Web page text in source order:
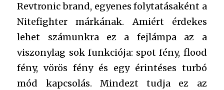
Revtronic brand, egyenes folytatásaként a
Nitefighter márkának. Amiért érdekes
lehet számunkra ez a fejlámpa az a
viszonylag sok funkciója: spot fény, flood
fény, vörös fény és egy érintéses turbó
mód kapcsolás. Mindezt tudja ez az